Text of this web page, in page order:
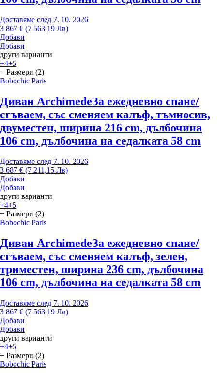
Доставяме след 7. 10. 2026
3 867 € (7 563,19 Лв)
Добави
Добави
други варианти
+4+5
+ Размери (2)
Bobochic Paris
Диван ArchimedeЗа ежедневно спане/
сгъваем, със сменяем калъф, тъмносив,
двуместен, ширина 216 cm, дълбочина
106 cm, дълбочина на седалката 58 cm
Доставяме след 7. 10. 2026
3 687 € (7 211,15 Лв)
Добави
Добави
други варианти
+4+5
+ Размери (2)
Bobochic Paris
Диван ArchimedeЗа ежедневно спане/
сгъваем, със сменяем калъф, зелен,
триместен, ширина 236 cm, дълбочина
106 cm, дълбочина на седалката 58 cm
Доставяме след 7. 10. 2026
3 867 € (7 563,19 Лв)
Добави
Добави
други варианти
+4+5
+ Размери (2)
Bobochic Paris